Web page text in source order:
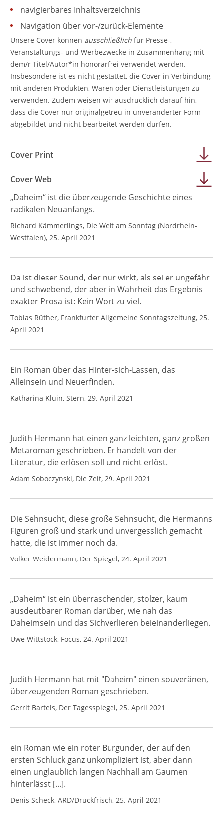
navigierbares Inhaltsverzeichnis
Navigation über vor-/zurück-Elemente
Unsere Cover können ausschließlichfür Presse-,
Veranstaltungs- und Werbezwecke in Zusammenhang mit
dem/r Titel/Autor*in honorarfrei verwendet werden.
Insbesondere ist es nicht gestattet, die Cover in Verbindung
mit anderen Produkten, Waren oder Dienstleistungen zu
verwenden. Zudem weisen wir ausdrücklich darauf hin,
dass die Cover nur originalgetreu in unveränderter Form
abgebildet und nicht bearbeitet werden dürfen.
Cover Print
Cover Web
„Daheim“ ist die überzeugende Geschichte eines
radikalen Neuanfangs.
Richard Kämmerlings, Die Welt am Sonntag (Nordrhein-
Westfalen), 25. April 2021
Da ist dieser Sound, der nur wirkt, als sei er ungefähr
und schwebend, der aber in Wahrheit das Ergebnis
exakter Prosa ist: Kein Wort zu viel.
Tobias Rüther, Frankfurter Allgemeine Sonntagszeitung, 25.
April 2021
Ein Roman über das Hinter-sich-Lassen, das
Alleinsein und Neuerfinden.
Katharina Kluin, Stern, 29. April 2021
Judith Hermann hat einen ganz leichten, ganz großen
Metaroman geschrieben. Er handelt von der
Literatur, die erlösen soll und nicht erlöst.
Adam Soboczynski, Die Zeit, 29. April 2021
Die Sehnsucht, diese große Sehnsucht, die Hermanns
Figuren groß und stark und unvergesslich gemacht
hatte, die ist immer noch da.
Volker Weidermann, Der Spiegel, 24. April 2021
„Daheim“ ist ein überraschender, stolzer, kaum
ausdeutbarer Roman darüber, wie nah das
Daheimsein und das Sichverlieren beieinanderliegen.
Uwe Wittstock, Focus, 24. April 2021
Judith Hermann hat mit "Daheim" einen souveränen,
überzeugenden Roman geschrieben.
Gerrit Bartels, Der Tagesspiegel, 25. April 2021
ein Roman wie ein roter Burgunder, der auf den
ersten Schluck ganz unkompliziert ist, aber dann
einen unglaublich langen Nachhall am Gaumen
hinterlässt [...].
Denis Scheck, ARD/Druckfrisch, 25. April 2021